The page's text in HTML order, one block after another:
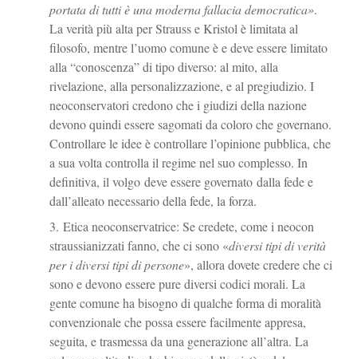
portata di tutti è una moderna fallacia democratica».
La verità più alta per Strauss e Kristol è limitata al
filosofo, mentre l’uomo comune è e deve essere limitato
alla “conoscenza” di tipo diverso: al mito, alla
rivelazione, alla personalizzazione, e al pregiudizio. I
neoconservatori credono che i giudizi della nazione
devono quindi essere sagomati da coloro che governano.
Controllare le idee è controllare l’opinione pubblica, che
a sua volta controlla il regime nel suo complesso. In
definitiva, il volgo deve essere governato dalla fede e
dall’alleato necessario della fede, la forza.
Etica neoconservatrice: Se credete, come i neocon
straussianizzati fanno, che ci sono «diversi tipi di verità
per i diversi tipi di persone», allora dovete credere che ci
sono e devono essere pure diversi codici morali. La
gente comune ha bisogno di qualche forma di moralità
convenzionale che possa essere facilmente appresa,
seguita, e trasmessa da una generazione all’altra. La